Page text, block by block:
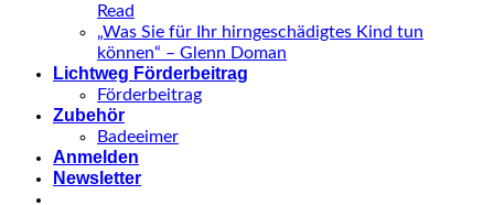
Read
„Was Sie für Ihr hirngeschädigtes Kind tun
können“ – Glenn Doman
Lichtweg Förderbeitrag
Förderbeitrag
Zubehör
Badeeimer
Anmelden
Newsletter